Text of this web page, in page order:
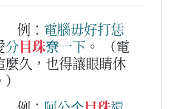
例： 電腦毋好打恁
分目珠尞一下 。
（電
麼久，也得讓眼睛休